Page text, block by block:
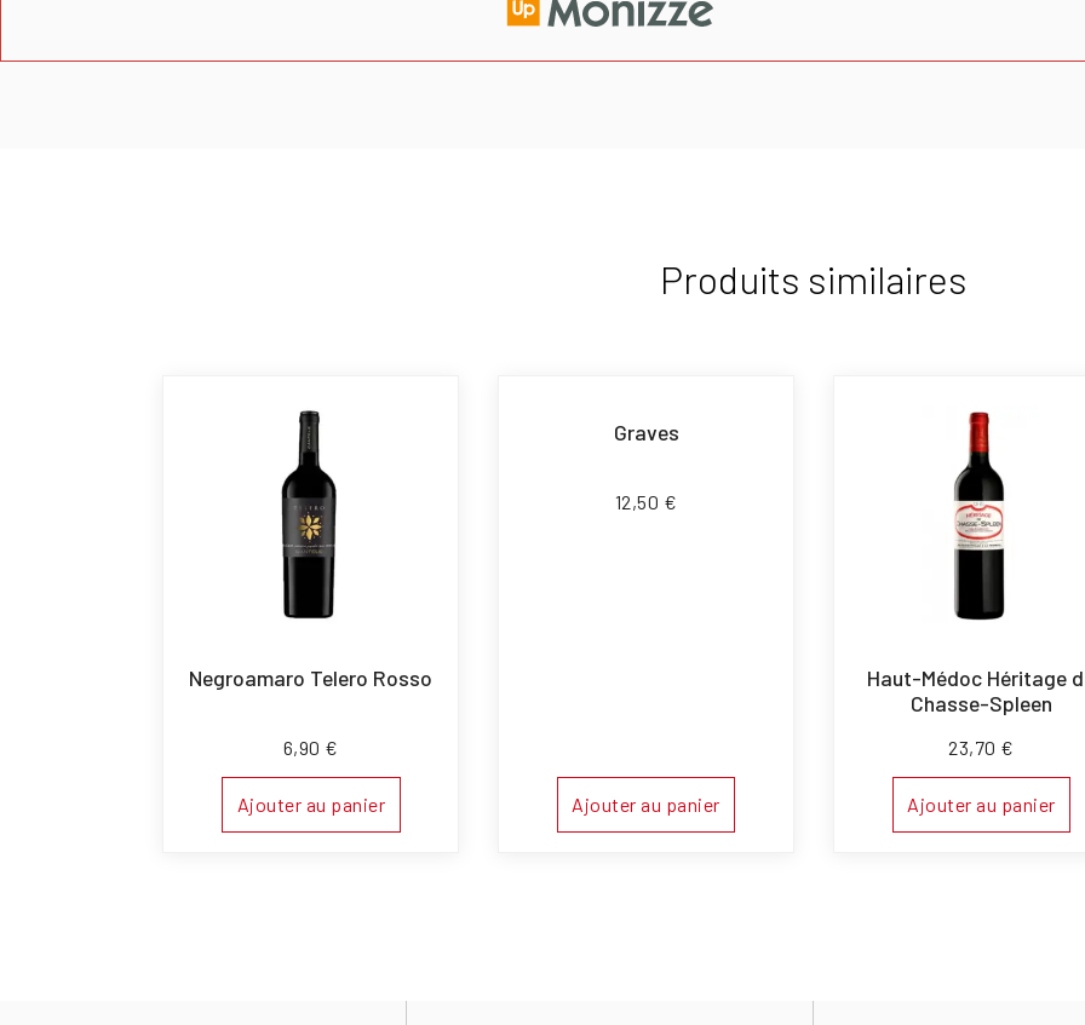
Produits similaires
Negroamaro Telero Rosso
6,90 €
Ajouter au panier
Graves
12,50 €
Ajouter au panier
Haut-Médoc Héritage
Chasse-Spleen
23,70 €
Ajouter au panier